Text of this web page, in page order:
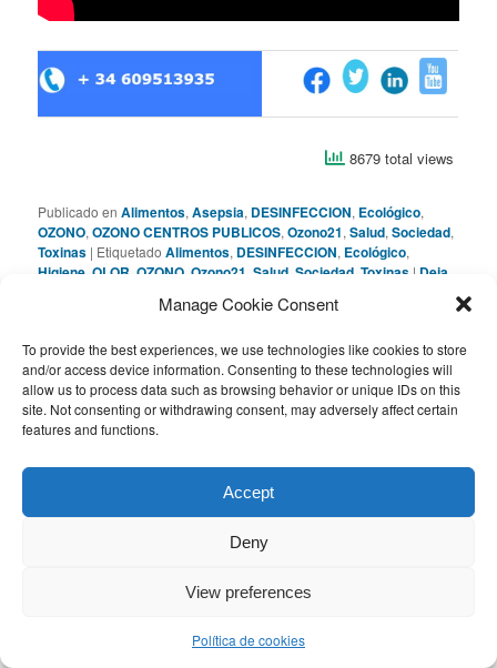
Manage Cookie Consent
To provide the best experiences, we use technologies like cookies to store
and/or access device information. Consenting to these technologies will
allow us to process data such as browsing behavior or unique IDs on this
site. Not consenting or withdrawing consent, may adversely affect certain
features and functions.
Accept
Deny
View preferences
Política de cookies
8679 total views
Publicado en Alimentos,Asepsia, DESINFECCION, Ecológico,
OZONO,OZONO CENTROS PUBLICOS,Ozono21,Salud,Sociedad,
Toxinas | Etiquetado Alimentos, DESINFECCION, Ecológico,
Higiene ,OLOR ,OZONO ,Ozono21 ,Salud ,Sociedad ,Toxinas |Deja
Con OZONO extraordinaria
DESINFECCION y LIMPIEZA
5 de febrero de 2022porINVESTIGACION